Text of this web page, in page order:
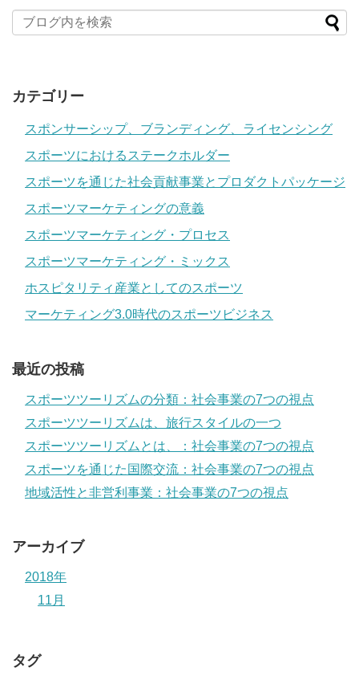
カテゴリー
スポンサーシップ、ブランディング、ライセンシング
スポーツにおけるステークホルダー
スポーツを通じた社会貢献事業とプロダクトパッケージ
スポーツマーケティングの意義
スポーツマーケティング・プロセス
スポーツマーケティング・ミックス
ホスピタリティ産業としてのスポーツ
マーケティング3.0時代のスポーツビジネス
最近の投稿
スポーツツーリズムの分類：社会事業の7つの視点
スポーツツーリズムは、旅行スタイルの一つ
スポーツツーリズムとは、：社会事業の7つの視点
スポーツを通じた国際交流：社会事業の7つの視点
地域活性と非営利事業：社会事業の7つの視点
アーカイブ
2018年
11月
タグ